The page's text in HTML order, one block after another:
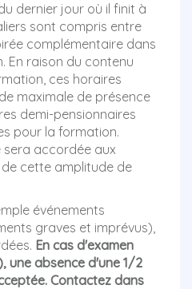
dernier jour où il finit à
sont compris entre
complémentaire dans
En raison du contenu
ces horaires
maximale de présence
demi-pensionnaires
pour la formation.
accordée aux
cette amplitude de
événements
graves et imprévus),
En cas d'examen
une absence d'une 1/2
Contactez dans